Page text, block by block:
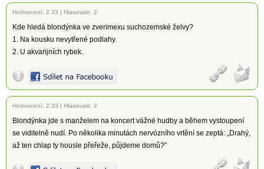
Hodnocení: 2.33 | Hlasovalo: 2
Kde hledá blondýnka ve zverimexu suchozemské želvy?
1. Na kousku nevytřené podlahy.
2. U akvarijních rybek.
Hodnocení: 2.33 | Hlasovalo: 2
Blondýnka jde s manželem na koncert vážné hudby a během vystoupení
se viditelně nudí. Po několika minutách nervózního vrtění se zeptá: „Drahý,
až ten chlap ty housle přeřeže, půjdeme domů?”